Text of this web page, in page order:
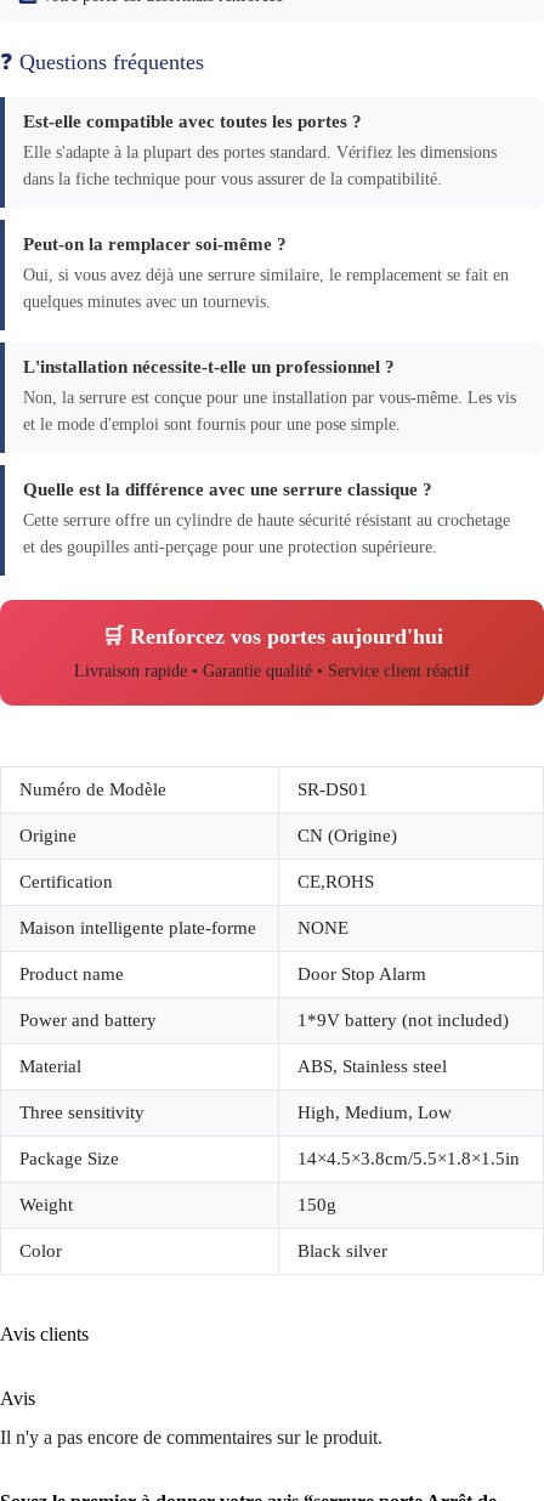
❓ Questions fréquentes
Est-elle compatible avec toutes les portes ?
Elle s'adapte à la plupart des portes standard. Vérifiez les dimensions
dans la fiche technique pour vous assurer de la compatibilité.
Peut-on la remplacer soi-même ?
Oui, si vous avez déjà une serrure similaire, le remplacement se fait en
quelques minutes avec un tournevis.
L'installation nécessite-t-elle un professionnel ?
Non, la serrure est conçue pour une installation par vous-même. Les vis
et le mode d'emploi sont fournis pour une pose simple.
Quelle est la différence avec une serrure classique ?
Cette serrure offre un cylindre de haute sécurité résistant au crochetage
et des goupilles anti-perçage pour une protection supérieure.
🛒 Renforcez vos portes aujourd'hui
Livraison rapide • Garantie qualité • Service client réactif
Numéro de Modèle SR-DS01
Origine CN (Origine)
Certification CE,ROHS
Maison intelligente plate-forme NONE
Product name Door Stop Alarm
Power and battery 1*9V battery (not included)
Material ABS, Stainless steel
Three sensitivity High, Medium, Low
Package Size 14×4.5×3.8cm/5.5×1.8×1.5in
Weight 150g
Color Black silver
Avis clients
Avis
Il n'y a pas encore de commentaires sur le produit.